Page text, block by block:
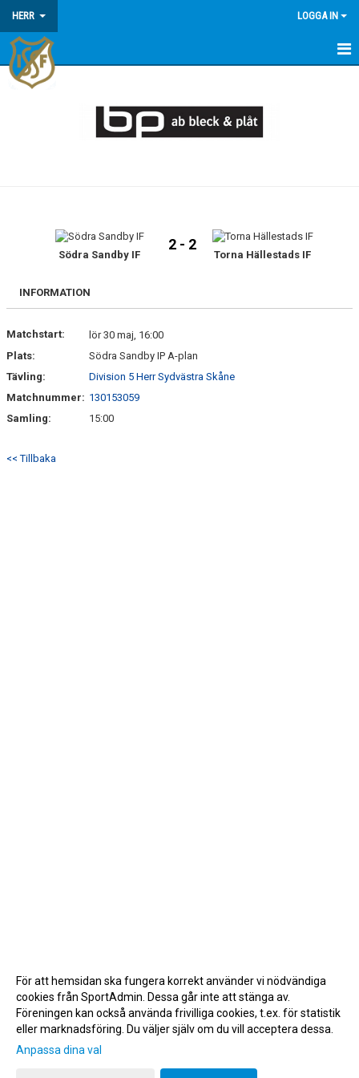
HERR LOGGA IN
HEM
Södra Sandby IF
2 - 2
Torna Hällestads IF
INFORMATION
Matchstart:
lör 30 maj, 16:00
Plats:
Södra Sandby IP A-plan
Tävling:
Division 5 Herr Sydvästra Skåne
Matchnummer: 130153059
Samling:
15:00
<< Tillbaka
Gå till Webbversion
För att hemsidan ska fungera korrekt använder vi nödvändiga
cookies från SportAdmin. Dessa går inte att stänga av.
Föreningen kan också använda frivilliga cookies, t.ex. för statistik
eller marknadsföring. Du väljer själv om du vill acceptera dessa.
Anpassa dina val